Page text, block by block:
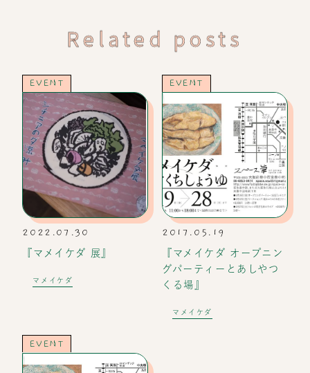
Related posts
EVENT
2022.07.30
『マメイケダ 展』
マメイケダ
EVENT
2017.05.19
『マメイケダ オープニン
グパーティーとあしやつ
くる場』
マメイケダ
EVENT